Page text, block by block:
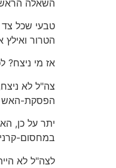
השאלה
טבעי שכל צד
הטרור
אז מי ניצח?
צה"ל לא
הפסקת-האש
יתר על כן,
במחסום-
לצה"ל לא